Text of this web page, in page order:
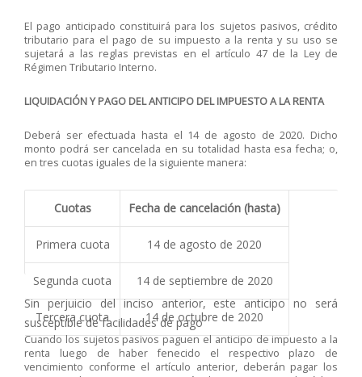
El pago anticipado constituirá para los sujetos pasivos, crédito
tributario para el pago de su impuesto a la renta y su uso se
sujetará a las reglas previstas en el artículo 47 de la Ley de
Régimen Tributario Interno.
LIQUIDACIÓN Y PAGO DEL ANTICIPO DEL IMPUESTO A LA RENTA
Deberá ser efectuada hasta el 14 de agosto de 2020. Dicho
monto podrá ser cancelada en su totalidad hasta esa fecha; o,
en tres cuotas iguales de la siguiente manera:
Cuotas Fecha de cancelación (hasta)
Primera cuota 14 de agosto de 2020
Segunda cuota 14 de septiembre de 2020
Tercera cuota 14 de octubre de 2020
Sin perjuicio del inciso anterior, este anticipo no será
susceptible de facilidades de pago
Cuando los sujetos pasivos paguen el anticipo de impuesto a la
renta luego de haber fenecido el respectivo plazo de
vencimiento conforme el artículo anterior, deberán pagar los